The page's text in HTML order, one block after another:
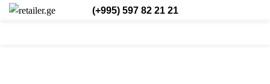
(+995) 597 82 21 21